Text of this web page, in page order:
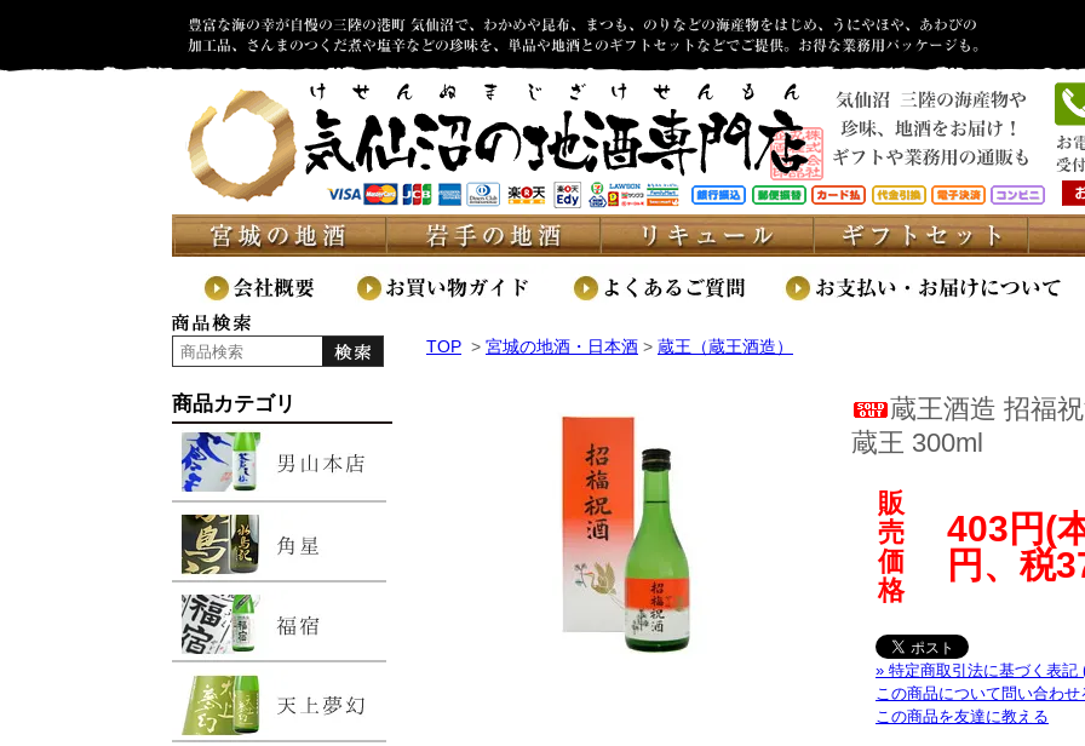
商品カテゴリ
TOP > 宮城の地酒・日本酒 > 蔵王（蔵王酒造）
蔵王酒造 招福
蔵王 300ml
販
売
価
格
403円(
円、税
» 特定商取引法に基づく表記
この商品について問い合わせ
この商品を友達に教える